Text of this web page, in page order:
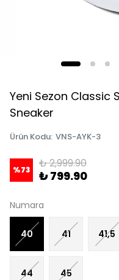
Yeni Sezon Classic
Sneaker
Ürün Kodu: VNS-AYK-3
%73 ₺ 2,999.90
₺ 799.90
Numara
40 41 41,5
44 45